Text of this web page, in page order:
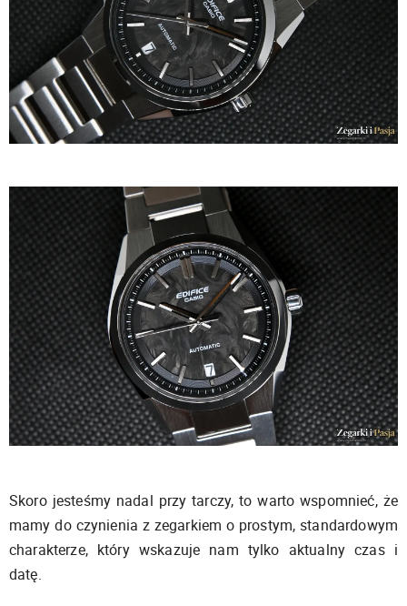
Skoro jesteśmy nadal przy tarczy, to warto wspomnieć, że
mamy do czynienia z zegarkiem o prostym, standardowym
charakterze, który wskazuje nam tylko aktualny czas i
datę.